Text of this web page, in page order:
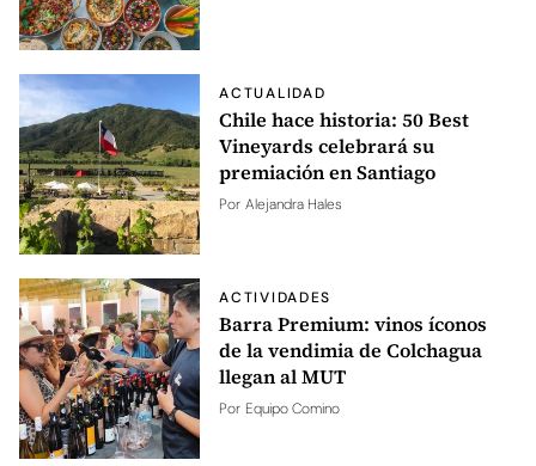
ACTUALIDAD
Chile hace historia: 50 Best
Vineyards celebrará su
premiación en Santiago
Por Alejandra Hales
ACTIVIDADES
Barra Premium: vinos íconos
de la vendimia de Colchagua
llegan al MUT
Por Equipo Comino